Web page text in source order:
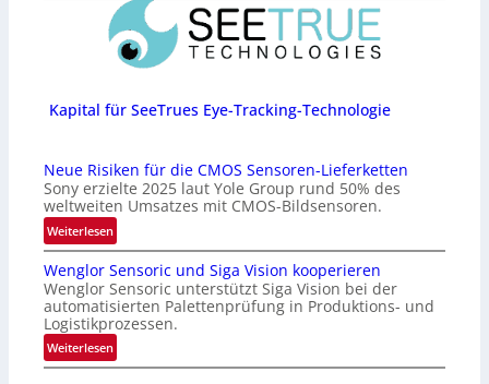
Kapital für SeeTrues Eye-Tracking-Technologie
Neue Risiken für die CMOS Sensoren-Lieferketten
Sony erzielte 2025 laut Yole Group rund 50% des
weltweiten Umsatzes mit CMOS-Bildsensoren.
Weiterlesen:
N
e
u
e
R
i
s
Wenglor Sensoric und Siga Vision kooperieren
Wenglor Sensoric unterstützt Siga Vision bei der
automatisierten Palettenprüfung in Produktions- und
Logistikprozessen.
Weiterlesen:
W